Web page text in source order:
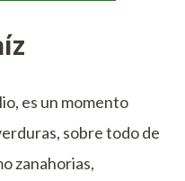
es un momento
sobre todo de
zanahorias,